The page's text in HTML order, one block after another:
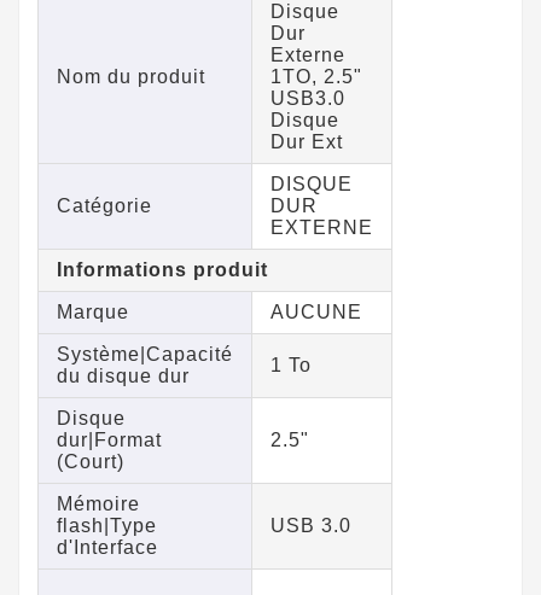
Nom du produit
Disque
Dur
Externe
1TO, 2.5"
USB3.0
Disque
Dur Ext
Catégorie
DISQUE
DUR
EXTERNE
Informations produit
Marque AUCUNE
Système|Capacité
du disque dur
1 To
Disque
dur|Format
(Court)
2.5"
Mémoire
flash|Type
d'Interface
USB 3.0